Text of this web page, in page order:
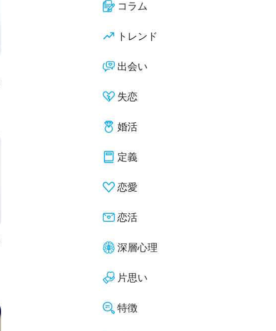
コラム
トレンド
出会い
失恋
婚活
定義
恋愛
恋活
深層心理
片思い
特徴